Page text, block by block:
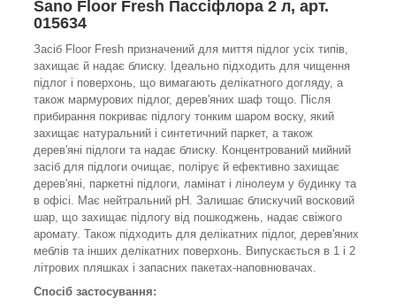
Sano Floor Fresh Паcсіфлора 2 л, арт.
015634
Засіб Floor Fresh призначений для миття підлог усіх типів,
захищає й надає блиску. Ідеально підходить для чищення
підлог і поверхонь, що вимагають делікатного догляду, а
також мармурових підлог, дерев'яних шаф тощо. Після
прибирання покриває підлогу тонким шаром воску, який
захищає натуральний і синтетичний паркет, а також
дерев'яні підлоги та надає блиску. Концентрований мийний
засіб для підлоги очищає, полірує й ефективно захищає
дерев'яні, паркетні підлоги, ламінат і лінолеум у будинку та
в офісі. Має нейтральний pH. Залишає блискучий восковий
шар, що захищає підлогу від пошкоджень, надає свіжого
аромату. Також підходить для делікатних підлог, дерев'яних
меблів та інших делікатних поверхонь. Випускається в 1 і 2
літрових пляшках і запасних пакетах-наповнювачах.
Спосіб застосування: